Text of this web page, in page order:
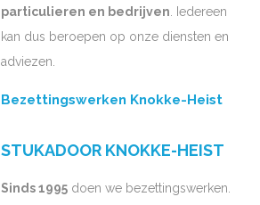
particulieren en bedrijven. Iedereen
kan dus beroepen op onze diensten en
adviezen.
Bezettingswerken Knokke-Heist
STUKADOOR KNOKKE-HEIST
Sinds 1995 doen we bezettingswerken.